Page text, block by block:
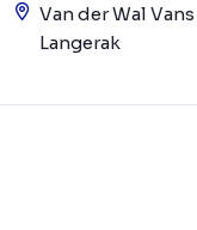
Van der Wal Vans
Langerak